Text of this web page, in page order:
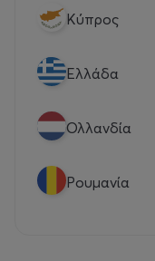
Κύπρος
Eλλάδα
Ολλανδία
Ρουμανία